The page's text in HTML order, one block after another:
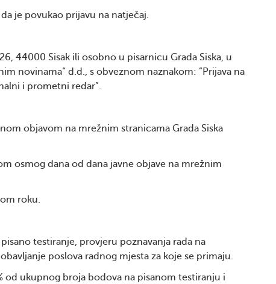
je povukao prijavu na natječaj.
44000 Sisak ili osobno u pisarnicu Grada Siska, u
novinama“ d.d., s obveznom naznakom: ”Prijava na
i prometni redar”.
objavom na mrežnim stranicama Grada Siska
osmog dana od dana javne objave na mrežnim
roku.
testiranje, provjeru poznavanja rada na
poslova radnog mjesta za koje se primaju.
ukupnog broja bodova na pisanom testiranju i